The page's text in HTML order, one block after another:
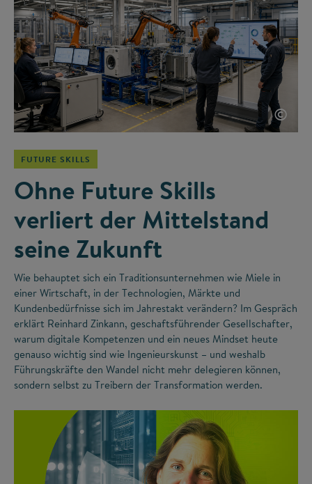
©
FUTURE SKILLS
Ohne Future Skills
verliert der Mittelstand
seine Zukunft
Wie behauptet sich ein Traditionsunternehmen wie Miele in
einer Wirtschaft, in der Technologien, Märkte und
Kundenbedürfnisse sich im Jahrestakt verändern? Im Gespräch
erklärt Reinhard Zinkann, geschaftsführender Gesellschafter,
warum digitale Kompetenzen und ein neues Mindset heute
genauso wichtig sind wie Ingenieurskunst – und weshalb
Führungskräfte den Wandel nicht mehr delegieren können,
sondern selbst zu Treibern der Transformation werden.